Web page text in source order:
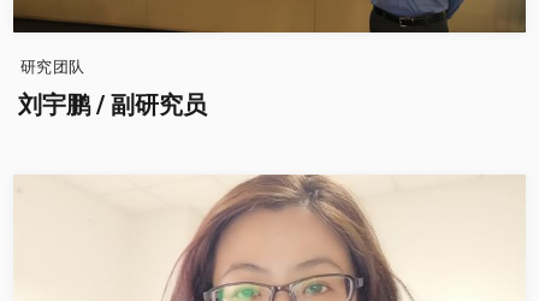
研究团队
刘宇鹏 / 副研究员